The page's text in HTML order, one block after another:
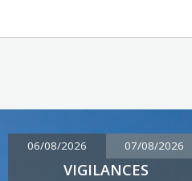
06/08/2026 07/08/2026
VIGILANCES